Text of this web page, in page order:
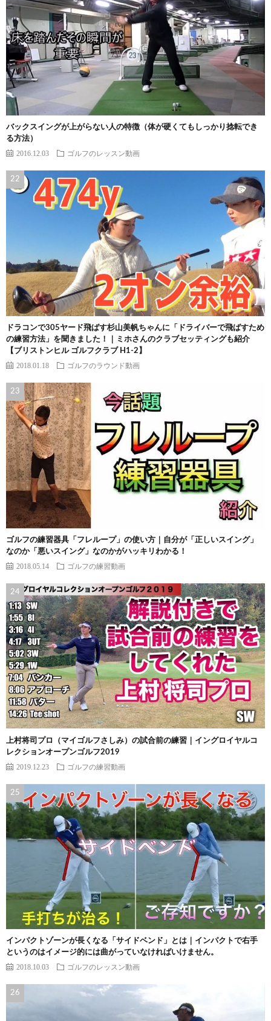
バックスイングが上がらない人の特徴（体が硬くてもしっかり捻転でき
る方法）
2016.12.03 ゴルフのレッスン動画
ドラコンで305ヤード飛ばす杉山美帆ちゃんに「ドライバーで飛ばすため
の練習方法」を聞きました！｜ミホさんのクラブセッティングも紹介
【ブリストンヒル ゴルフクラブ H1-2】
2018.01.18 ゴルフのラウンド動画
ゴルフの練習器具「フレループ」の使い方｜自分が「正しいスイング」
なのか「悪いスイング」なのかがハッキリわかる！
2018.05.14 ゴルフの練習動画
上村将司プロ（マイゴルフさしみ）の試合前の練習｜イングロイヤルコ
レクションオープンゴルフ2019
2019.12.23 ゴルフの練習動画
インパクトゾーンが長くなる「サイドベンド」とは｜インパクトで右手
というのはイメージ的には曲がっていなければいけません。
2018.10.03 ゴルフのレッスン動画